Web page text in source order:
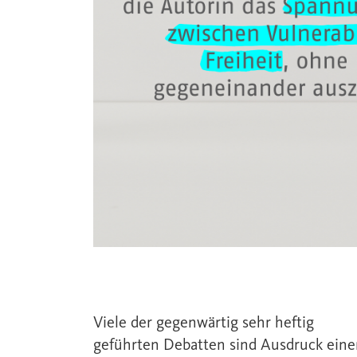
Viele der gegenwärtig sehr heftig
geführten Debatten sind Ausdruck